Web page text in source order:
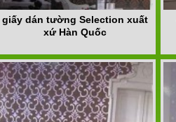
giấy dán tường Selection xuất
xứ Hàn Quốc